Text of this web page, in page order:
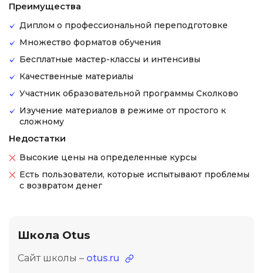
Преимущества
Диплом о профессиональной переподготовке
Множество форматов обучения
Бесплатные мастер-классы и интенсивы
Качественные материалы
Участник образовательной программы Сколково
Изучение материалов в режиме от простого к
сложному
Недостатки
Высокие цены на определенные курсы
Есть пользователи, которые испытывают проблемы
с возвратом денег
Школа Otus
Сайт школы – otus.ru